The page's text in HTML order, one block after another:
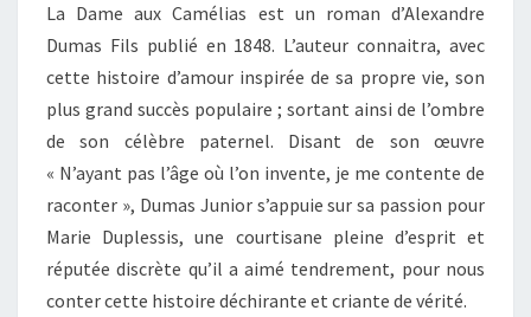
La Dame aux Camélias est un roman d’Alexandre
Dumas Fils publié en 1848. L’auteur connaitra, avec
cette histoire d’amour inspirée de sa propre vie, son
plus grand succès populaire ; sortant ainsi de l’ombre
de son célèbre paternel. Disant de son œuvre
« N’ayant pas l’âge où l’on invente, je me contente de
raconter », Dumas Junior s’appuie sur sa passion pour
Marie Duplessis, une courtisane pleine d’esprit et
réputée discrète qu’il a aimé tendrement, pour nous
conter cette histoire déchirante et criante de vérité.